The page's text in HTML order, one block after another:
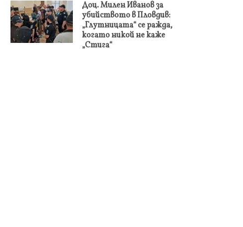
Доц. Милен Иванов за
убийството в Пловдив:
„Глутницата“ се ражда,
когато никой не каже
„Стига“